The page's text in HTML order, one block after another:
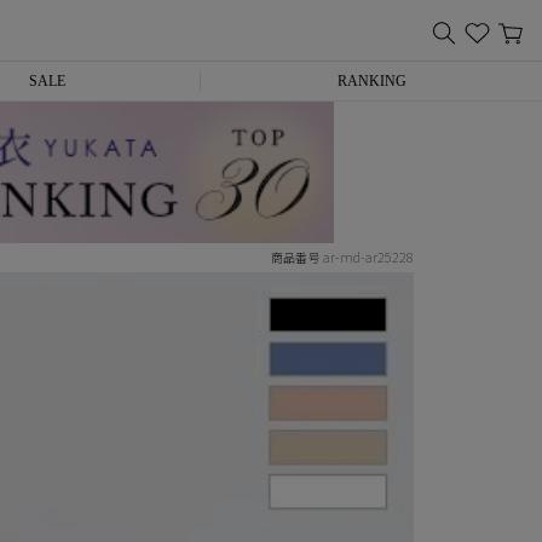
SALE RANKING
商品番号 ar-md-ar25228